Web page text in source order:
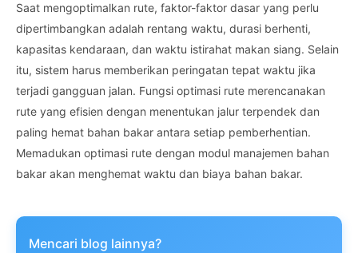
Saat mengoptimalkan rute, faktor-faktor dasar yang perlu
dipertimbangkan adalah rentang waktu, durasi berhenti,
kapasitas kendaraan, dan waktu istirahat makan siang. Selain
itu, sistem harus memberikan peringatan tepat waktu jika
terjadi gangguan jalan. Fungsi optimasi rute merencanakan
rute yang efisien dengan menentukan jalur terpendek dan
paling hemat bahan bakar antara setiap pemberhentian.
Memadukan optimasi rute dengan modul manajemen bahan
bakar akan menghemat waktu dan biaya bahan bakar.
Mencari blog lainnya?